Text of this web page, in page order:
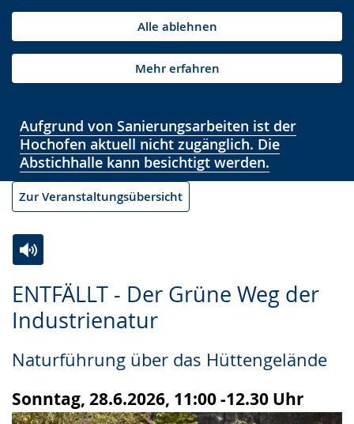
Alle ablehnen
Mehr erfahren
Aufgrund von Sanierungsarbeiten ist der
Hochofen aktuell nicht zugänglich. Die
Abstichhalle kann besichtigt werden.
Zur Veranstaltungsübersicht
ENTFÄLLT - Der Grüne Weg der
Industrienatur
Naturführung über das Hüttengelände
Sonntag, 28.6.2026, 11:00 -12.30 Uhr
Leichten
Sprache
Audio-
Unterstützung.
Video
in
Gebärdensprache
wird
angezeigt.